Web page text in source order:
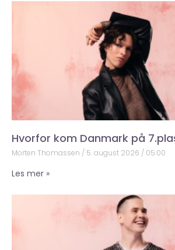
Hvorfor kom Danmark på
Morten Thomassen 5. august 2026 05:00
Les mer »